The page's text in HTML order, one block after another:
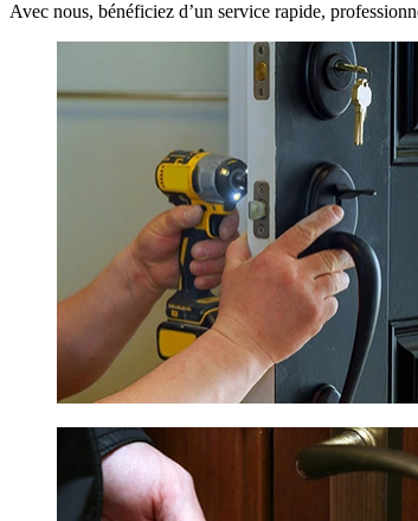
Avec nous, bénéficiez d’un service rapide,